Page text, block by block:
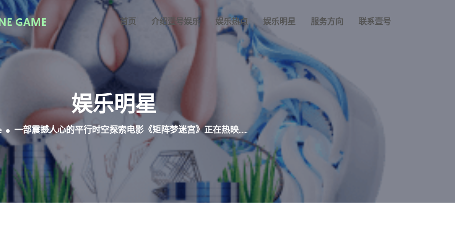
首页 介绍壹号娱乐 娱乐热点 娱乐明星 服务方向 联系壹号
娱乐明星
一部震撼人心的平行时空探索电影《矩阵梦迷宫》正在热映……